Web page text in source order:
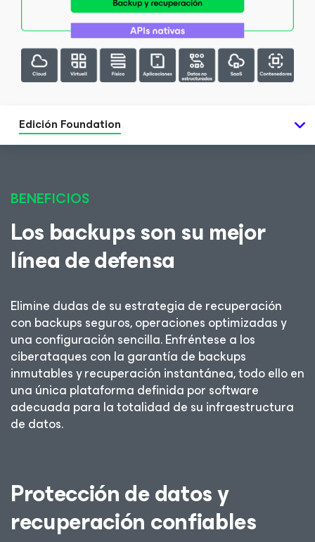
Edición Foundation
BENEFICIOS
Los backups son su mejor
línea de defensa
Elimine dudas de su estrategia de recuperación
con backups seguros, operaciones optimizadas y
una configuración sencilla. Enfréntese a los
ciberataques con la garantía de backups
inmutables y recuperación instantánea, todo ello en
una única plataforma definida por software
adecuada para la totalidad de su infraestructura
de datos.
Protección de datos y
recuperación confiables